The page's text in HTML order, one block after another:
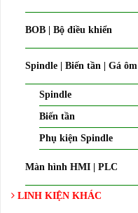
BOB | Bộ điều khiển
Spindle | Biến tần | Gá ôm
Spindle
Biến tần
Phụ kiện Spindle
Màn hình HMI | PLC
LINH KIỆN KHÁC